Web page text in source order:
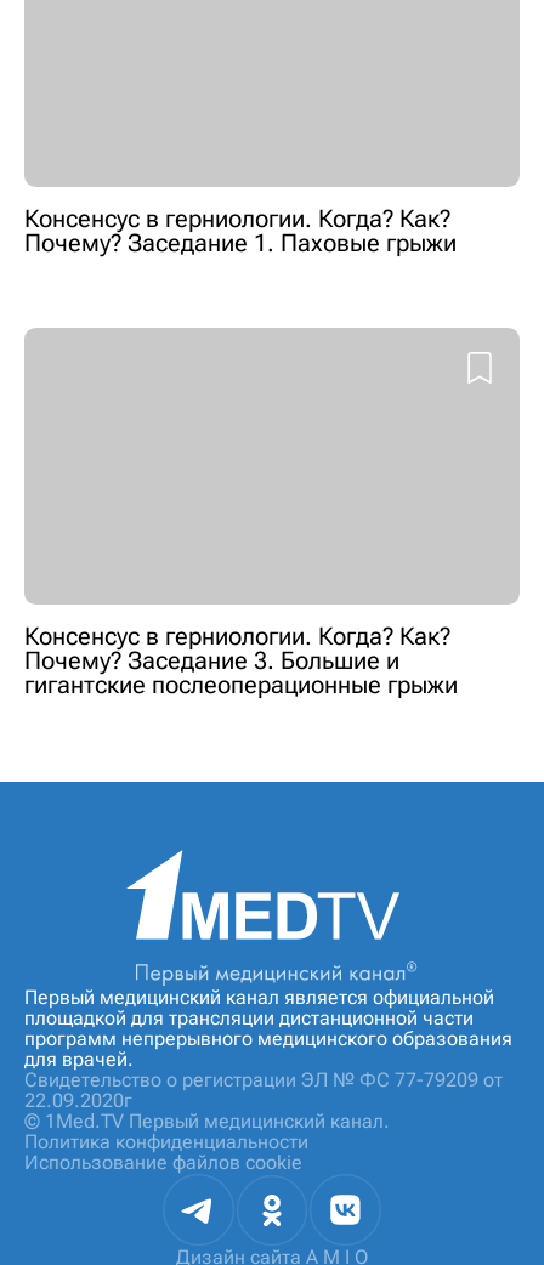
Консенсус в герниологии. Когда? Как?
Почему? Заседание 1. Паховые грыжи
Консенсус в герниологии. Когда? Как?
Почему? Заседание 3. Большие и
гигантские послеоперационные грыжи
Первый медицинский канал является официальной
площадкой для трансляции дистанционной части
программ непрерывного медицинского образования
для врачей.
Свидетельство о регистрации ЭЛ № ФС 77-79209 от
22.09.2020г
© 1Med.TV Первый медицинский канал.
Политика конфиденциальности
Использование файлов cookie
Дизайн сайта A M I O